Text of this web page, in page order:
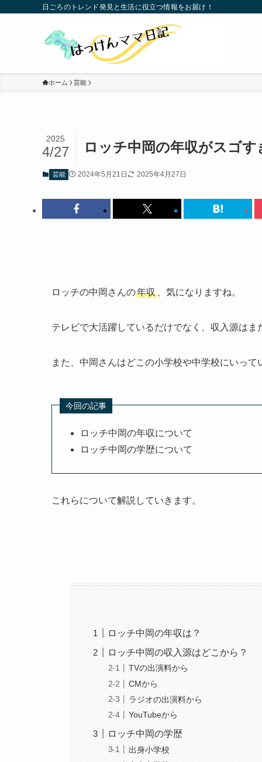
日ごろのトレンド発見と生活に役立つ情報をお届け！
ホーム 芸能
ロッチ中岡の年収がスゴ
2025
4/27
芸能 2024年5月21日 2025年4月27日
ロッチの中岡さんの年収 、気になりますね。
テレビで大活躍しているだけでなく、収入源はま
また、中岡さんはどこの小学校や中学校にいっ
今回の記事
ロッチ中岡の年収について
ロッチ中岡の学歴について
これらについて解説していきます。
ロッチ中岡の年収は？
ロッチ中岡の収入源はどこから？
TVの出演料から
CMから
ラジオの出演料から
YouTubeから
ロッチ中岡の学歴
出身小学校